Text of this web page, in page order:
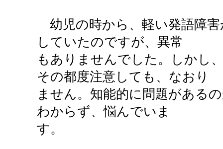
幼児の時から、軽い発語障
していたのですが、異常
もありませんでした。しかし
その都度注意しても、なおり
ません。知能的に問題がある
わからず、悩んでいま
す。